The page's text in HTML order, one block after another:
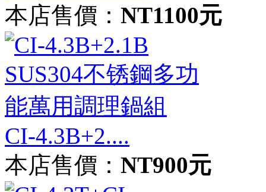
本店售價： NT1100元
CI-4.3B+2....
本店售價： NT900元